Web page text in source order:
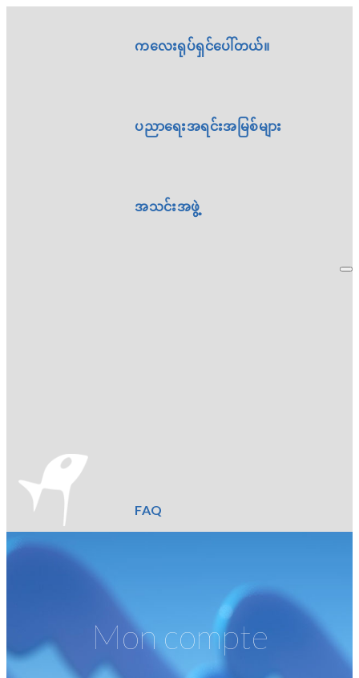
ကလေးရုပ်ရှင်ပေါ်တယ်။
ပညာရေးအရင်းအမြစ်များ
အသင်းအဖွဲ့
FAQ
Mon compte